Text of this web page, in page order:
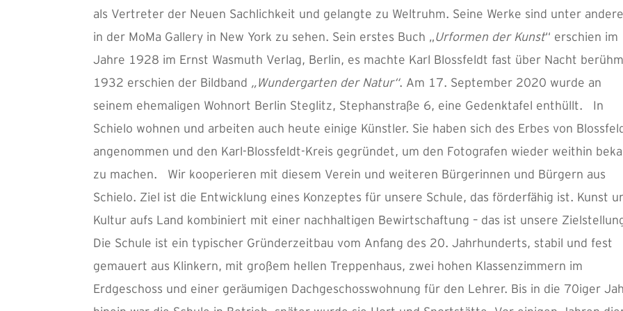
als Vertreter der Neuen Sachlichkeit und gelangte zu Weltruhm. Seine Werke sind unter
in der MoMa Gallery in New York zu sehen. Sein erstes Buch „Urformen der Kunst“ erschien im
Jahre 1928 im Ernst Wasmuth Verlag, Berlin, es machte Karl Blossfeldt fast über Nacht
1932 erschien der Bildband „Wundergarten der Natur“. Am 17. September 2020 wurde an
seinem ehemaligen Wohnort Berlin Steglitz, Stephanstraße 6, eine Gedenktafel enthüllt. In
Schielo wohnen und arbeiten auch heute einige Künstler. Sie haben sich des Erbes von
angenommen und den Karl-Blossfeldt-Kreis gegründet, um den Fotografen wieder weithin
zu machen. Wir kooperieren mit diesem Verein und weiteren Bürgerinnen und Bürgern aus
Schielo. Ziel ist die Entwicklung eines Konzeptes für unsere Schule, das förderfähig ist. Kunst
Kultur aufs Land kombiniert mit einer nachhaltigen Bewirtschaftung – das ist unsere
Die Schule ist ein typischer Gründerzeitbau vom Anfang des 20. Jahrhunderts, stabil und fest
gemauert aus Klinkern, mit großem hellen Treppenhaus, zwei hohen Klassenzimmern im
Erdgeschoss und einer geräumigen Dachgeschosswohnung für den Lehrer. Bis in die 70iger